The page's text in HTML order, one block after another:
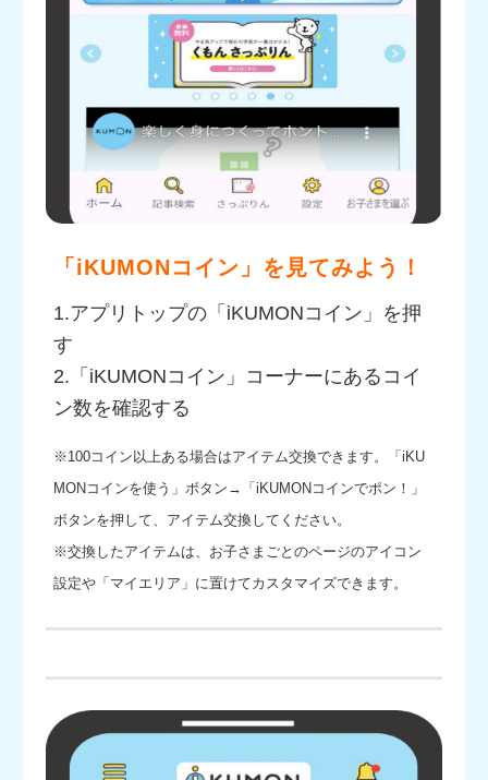
「iKUMONコイン」を見てみよう！
1.アプリトップの「iKUMONコイン」を押
す
2.「iKUMONコイン」コーナーにあるコイ
ン数を確認する
※100コイン以上ある場合はアイテム交換できます。「iKU
MONコインを使う」ボタン→「iKUMONコインでポン！」
ボタンを押して、アイテム交換してください。
※交換したアイテムは、お子さまごとのページのアイコン
設定や「マイエリア」に置けてカスタマイズできます。